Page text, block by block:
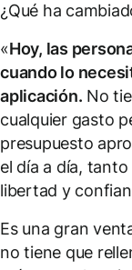
¿Qué ha
«Hoy, las
cuando lo
aplicación. No
cualquier gasto
presupuesto
el día a día,
libertad y
Es una gran
no tiene que